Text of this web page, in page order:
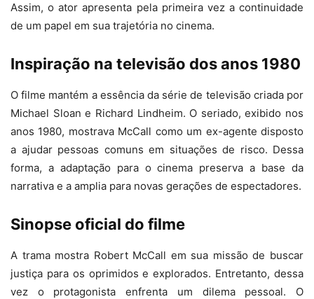
Assim, o ator apresenta pela primeira vez a continuidade
de um papel em sua trajetória no cinema.
Inspiração na televisão dos anos 1980
O filme mantém a essência da série de televisão criada por
Michael Sloan e Richard Lindheim. O seriado, exibido nos
anos 1980, mostrava McCall como um ex-agente disposto
a ajudar pessoas comuns em situações de risco. Dessa
forma, a adaptação para o cinema preserva a base da
narrativa e a amplia para novas gerações de espectadores.
Sinopse oficial do filme
A trama mostra Robert McCall em sua missão de buscar
justiça para os oprimidos e explorados. Entretanto, dessa
vez o protagonista enfrenta um dilema pessoal. O